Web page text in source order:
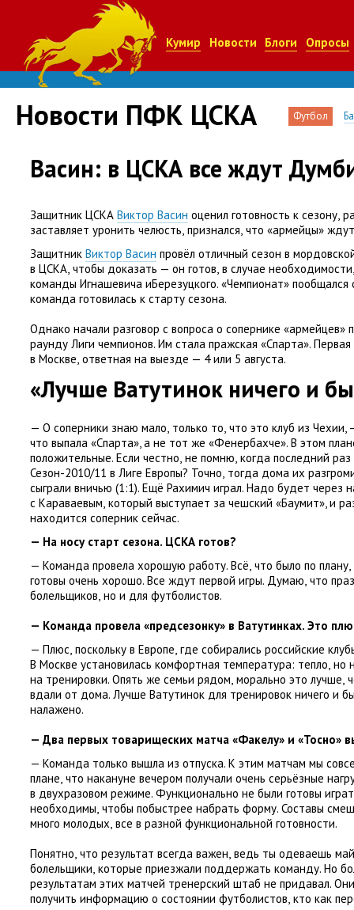
Кумир Новости Блоги Опросы
Новости ПФК ЦСКА Футбол
Васин: в ЦСКА все ждут
Защитник ЦСКА Виктор Васин оценил готовность к сезону,
заставляет уронить челюсть, признался, что «армейцы»
Защитник Виктор Васин провёл отличный сезон в
в ЦСКА, чтобы доказать — он готов, в случае необходимости,
команды Игнашевича иБерезуцкого. «Чемпионат» пообщался
команда готовилась к старту сезона.
Однако начали разговор с вопроса о сопернике «армейцев»
раунду Лиги чемпионов. Им стала пражская «Спарта».
в Москве, ответная на выезде — 4 или 5 августа.
«Лучше Ватутинок ничего и
— О соперники знаю мало, только то, что это клуб из
что выпала «Спарта», а не тот же «Фенербахче». В этом
положительные. Если честно, не помню, когда последний раз
Сезон-2010/11 в Лиге Европы? Точно, тогда дома их
сыграли вничью (1:1). Ещё Рахимич играл. Надо будет через
с Караваевым, который выступает за чешский «Баумит», и
находится соперник сейчас.
— На носу старт сезона. ЦСКА готов?
— Команда провела хорошую работу. Всё, что было по плану,
готовы очень хорошо. Все ждут первой игры. Думаю, что
болельщиков, но и для футболистов.
— Команда провела «предсезонку» в Ватутинках. Это
— Плюс, поскольку в Европе, где собирались российские
В Москве установилась комфортная температура: тепло, но
на тренировки. Опять же семьи рядом, морально это лучше,
вдали от дома. Лучше Ватутинок для тренировок ничего и
налажено.
— Два первых товарищеских матча «Факелу» и «Тосно»
— Команда только вышла из отпуска. К этим матчам мы
плане, что накануне вечером получали очень серьёзные
в двухразовом режиме. Функционально не были готовы
необходимы, чтобы побыстрее набрать форму. Составы
много молодых, все в разной функциональной готовности.
Понятно, что результат всегда важен, ведь ты одеваешь
болельщики, которые приезжали поддержать команду. Но
результатам этих матчей тренерский штаб не придавал.
получить информацию о состоянии футболистов, кто как